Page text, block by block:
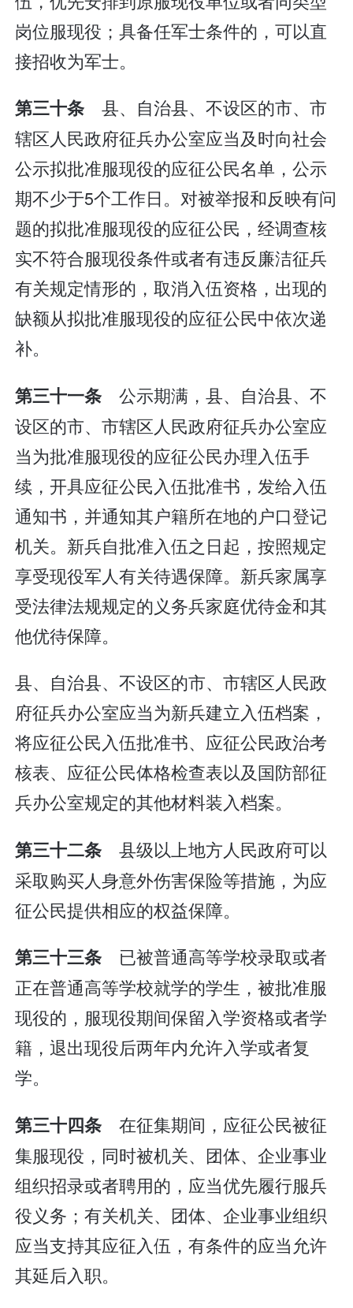
岗位服现役；具备任军士条件的，可以直
接招收为军士。
第三十条 县、自治县、不设区的市、市
辖区人民政府征兵办公室应当及时向社会
公示拟批准服现役的应征公民名单，公示
期不少于5个工作日。对被举报和反映有问
题的拟批准服现役的应征公民，经调查核
实不符合服现役条件或者有违反廉洁征兵
有关规定情形的，取消入伍资格，出现的
缺额从拟批准服现役的应征公民中依次递
补。
第三十一条 公示期满，县、自治县、不
设区的市、市辖区人民政府征兵办公室应
当为批准服现役的应征公民办理入伍手
续，开具应征公民入伍批准书，发给入伍
通知书，并通知其户籍所在地的户口登记
机关。新兵自批准入伍之日起，按照规定
享受现役军人有关待遇保障。新兵家属享
受法律法规规定的义务兵家庭优待金和其
他优待保障。
县、自治县、不设区的市、市辖区人民政
府征兵办公室应当为新兵建立入伍档案，
将应征公民入伍批准书、应征公民政治考
核表、应征公民体格检查表以及国防部征
兵办公室规定的其他材料装入档案。
第三十二条 县级以上地方人民政府可以
采取购买人身意外伤害保险等措施，为应
征公民提供相应的权益保障。
第三十三条 已被普通高等学校录取或者
正在普通高等学校就学的学生，被批准服
现役的，服现役期间保留入学资格或者学
籍，退出现役后两年内允许入学或者复
学。
第三十四条 在征集期间，应征公民被征
集服现役，同时被机关、团体、企业事业
组织招录或者聘用的，应当优先履行服兵
役义务；有关机关、团体、企业事业组织
应当支持其应征入伍，有条件的应当允许
其延后入职。